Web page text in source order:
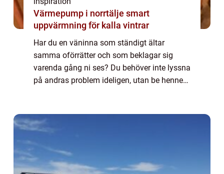
Värmepump i norrtälje smart
uppvärmning för kalla vintrar
Har du en väninna som ständigt ältar
samma oförrätter och som beklagar sig
varenda gång ni ses? Du behöver inte lyssna
på andras problem ideligen, utan be henne